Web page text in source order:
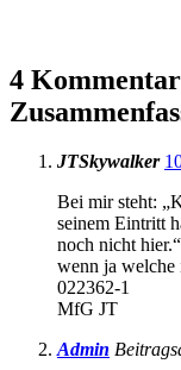
4
JTSkywalker
Bei mir steht:
seinem Eintritt
noch nicht
wenn ja welche
022362-1
MfG JT
Admin